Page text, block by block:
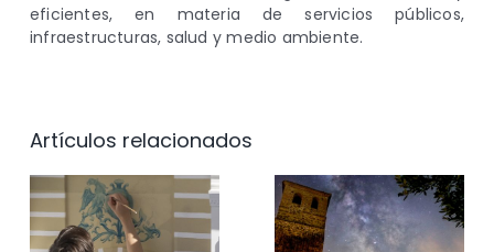
eficientes, en materia de servicios públicos,
infraestructuras, salud y medio ambiente.
Artículos relacionados